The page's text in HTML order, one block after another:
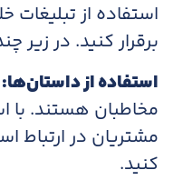
استفاده از تبلیغات
برقرار کنید. در زیر
استفاده از داستان‌ها:
مخاطبان هستند. با
مشتریان در ارتباط
کنید.